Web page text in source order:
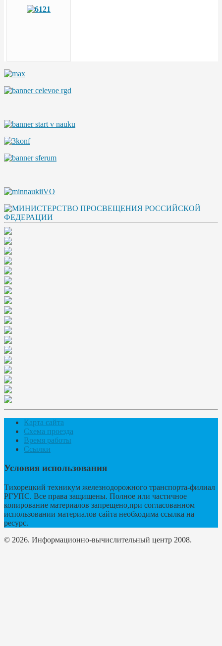
Карта сайта
Схема проезда
Время работы
Ссылки
Условия использования
Тихорецкий техникум железнодорожного транспорта-филиал
РГУПС. Все права защищены. Полное или частичное
копирование материалов запрещено,при согласованном
использовании материалов сайта необходима ссылка на
ресурс.
© 2026. Информационно-вычислительный центр 2008.